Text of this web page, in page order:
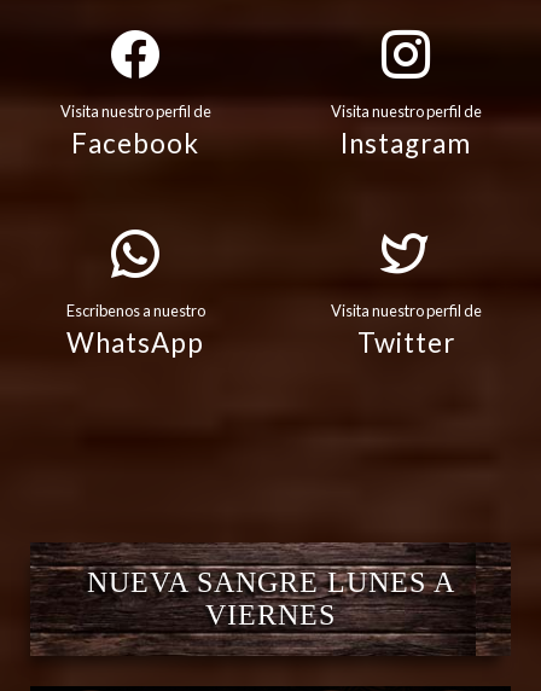
Visita nuestro perfil de
Facebook
Visita nuestro perfil de
Instagram
Escribenos a nuestro
WhatsApp
Visita nuestro perfil de
Twitter
NUEVA SANGRE LUNES A
VIERNES